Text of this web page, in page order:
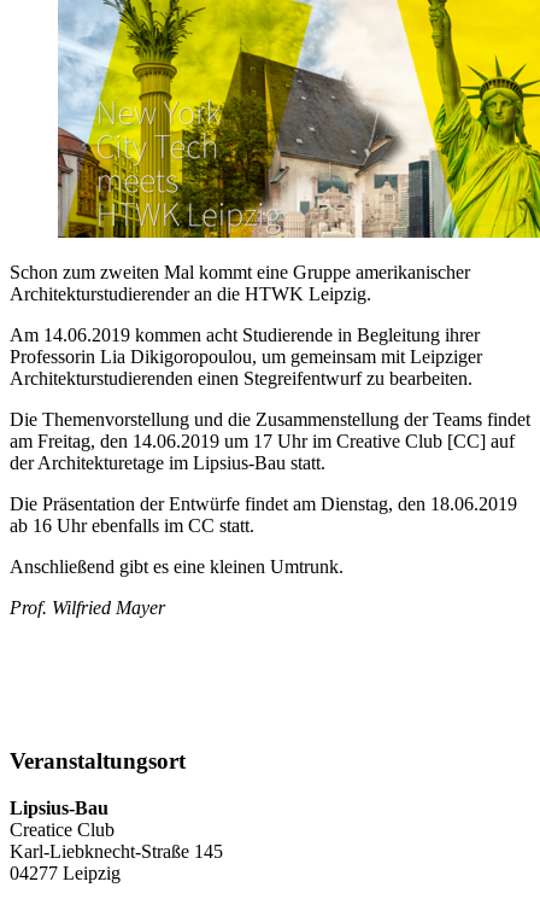
Schon zum zweiten Mal kommt eine Gruppe amerikanischer
Architekturstudierender an die HTWK Leipzig.
Am 14.06.2019 kommen acht Studierende in Begleitung ihrer
Professorin Lia Dikigoropoulou, um gemeinsam mit Leipziger
Architekturstudierenden einen Stegreifentwurf zu bearbeiten.
Die Themenvorstellung und die Zusammenstellung der Teams findet
am Freitag, den 14.06.2019 um 17 Uhr im Creative Club [CC] auf
der Architekturetage im Lipsius-Bau statt.
Die Präsentation der Entwürfe findet am Dienstag, den 18.06.2019
ab 16 Uhr ebenfalls im CC statt.
Anschließend gibt es eine kleinen Umtrunk.
Prof. Wilfried Mayer
Veranstaltungsort
Lipsius-Bau
Creatice Club
Karl-Liebknecht-Straße 145
04277 Leipzig